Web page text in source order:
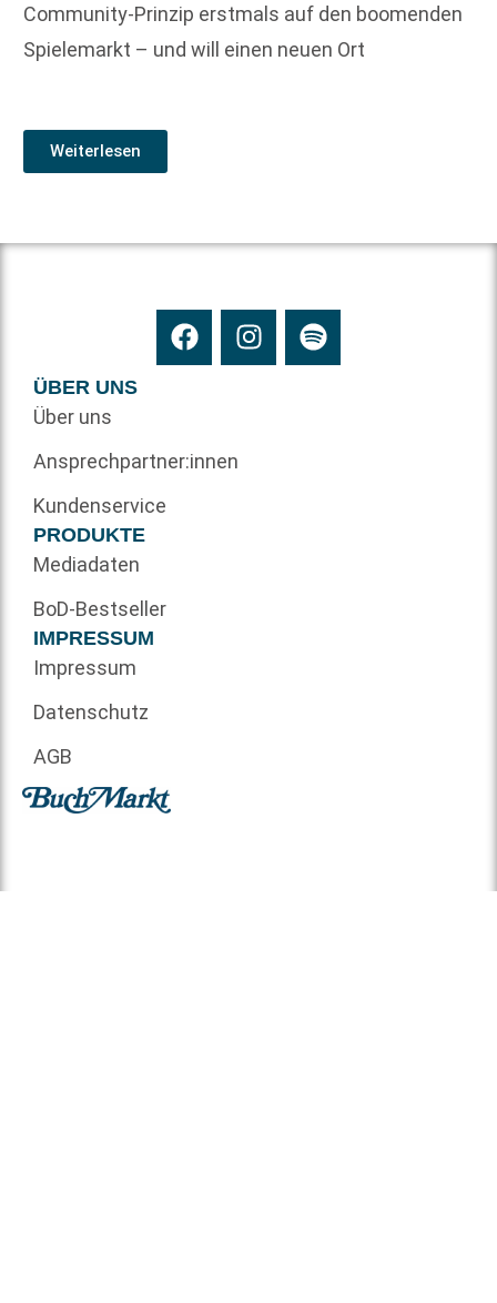
Community-Prinzip erstmals auf den boomenden
Spielemarkt – und will einen neuen Ort
Weiterlesen
ÜBER UNS
Über uns
Ansprechpartner:innen
Kundenservice
PRODUKTE
Mediadaten
BoD-Bestseller
IMPRESSUM
Impressum
Datenschutz
AGB